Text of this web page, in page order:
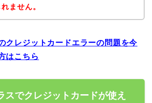
ません。
クレジットカードエラーの問題を今
はこちら
スでクレジットカードが使え